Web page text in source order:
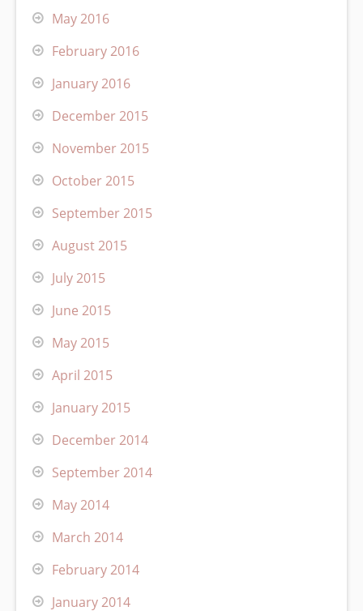
May 2016
February 2016
January 2016
December 2015
November 2015
October 2015
September 2015
August 2015
July 2015
June 2015
May 2015
April 2015
January 2015
December 2014
September 2014
May 2014
March 2014
February 2014
January 2014